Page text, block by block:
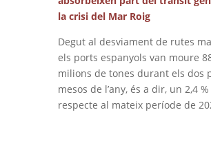
la crisi del Mar Roig
Degut al desviament de rutes
els ports espanyols van moure
milions de tones durant els dos
mesos de l’any, és a dir, un 2,4
respecte al mateix període de